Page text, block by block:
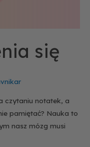
się
czytaniu notatek, a
pamiętać? Nauka to
nasz mózg musi